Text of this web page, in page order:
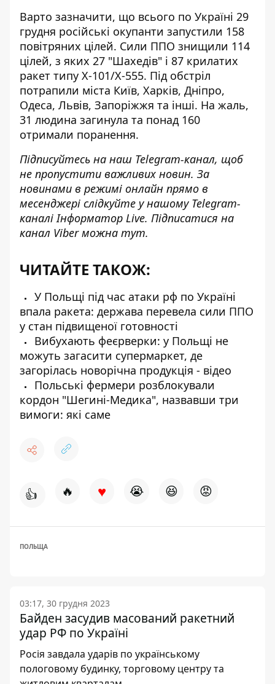
Варто зазначити, що всього по Україні 29
грудня російські окупанти запустили 158
повітряних цілей. Сили ППО знищили 114
цілей, з яких 27 "Шахедів" і 87 крилатих
ракет типу Х-101/Х-555. Під обстріл
потрапили міста Київ, Харків, Дніпро,
Одеса, Львів, Запоріжжя та інші. На жаль,
31 людина загинула та понад 160
отримали поранення.
Підписуйтесь на наш Telegram-канал, щоб
не пропустити важливих новин. За
новинами в режимі онлайн прямо в
месенджері слідкуйте у нашому Telegram-
каналіІнформатор Live. Підписатися на
канал Viber можна тут.
ЧИТАЙТЕ ТАКОЖ:
У Польщі під час атаки рф по Україні
впала ракета: держава перевела сили ППО
у стан підвищеної готовності
Вибухають феєрверки: у Польщі не
можуть загасити супермаркет, де
загорілась новорічна продукція - відео
Польські фермери розблокували
кордон "Шегині-Медика", назвавши три
вимоги: які саме
👍 🔥 ♥ 😭 😆 😡
ПОЛЬЩА
03:17, 30 грудня 2023
Байден засудив масований ракетний
удар РФ по Україні
Росія завдала ударів по українському
пологовому будинку, торговому центру та